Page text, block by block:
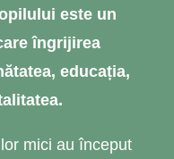
este un
îngrijirea
educația,
mici au început